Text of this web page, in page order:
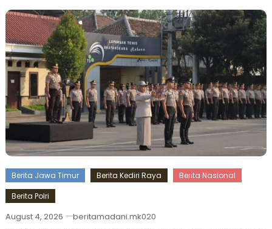
Berita Jawa Timur Berita Kediri Raya
Berita Nasional
Berita Polri
August 4, 2026 beritamadani.mk020